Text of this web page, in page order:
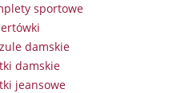
sportowe
damskie
damskie
jeansowe